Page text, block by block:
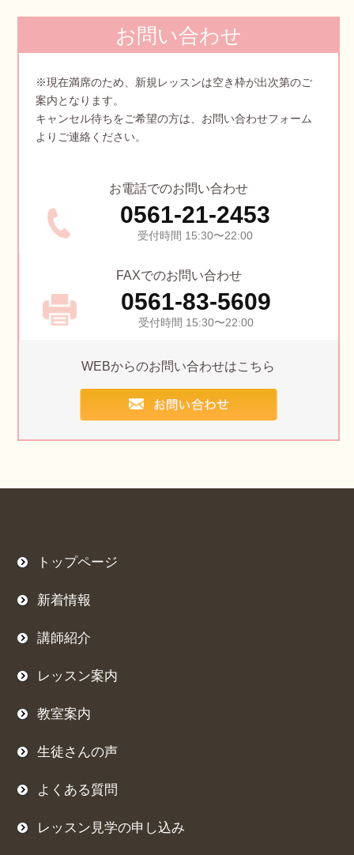
お問い合わせ
※現在満席のため、新規レッスンは空き枠が出次第のご
案内となります。
キャンセル待ちをご希望の方は、お問い合わせフォーム
よりご連絡ください。
お電話でのお問い合わせ
0561-21-2453
受付時間 15:30〜22:00
FAXでのお問い合わせ
0561-83-5609
受付時間 15:30〜22:00
WEBからのお問い合わせはこちら
トップページ
新着情報
講師紹介
レッスン案内
教室案内
生徒さんの声
よくある質問
レッスン見学の申し込み